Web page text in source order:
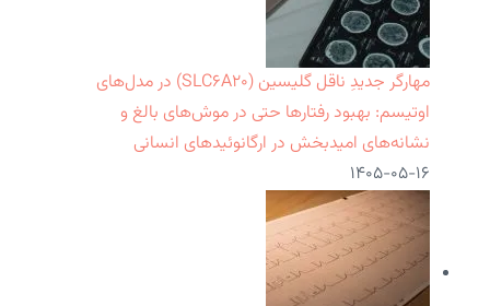
مهارگر جدیدِ ناقل گلیسین (SLC۶A۲۰) در مدل‌های
اوتیسم: بهبود رفتارها حتی در موش‌های بالغ و
نشانه‌های امیدبخش در ارگانوئیدهای انسانی
۱۴۰۵-۰۵-۱۶